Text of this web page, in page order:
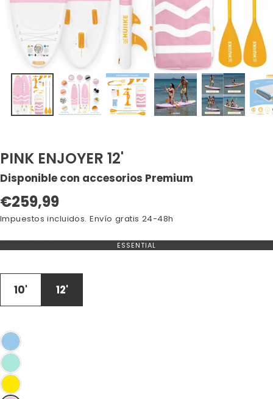
PINK ENJOYER 12'
Disponible con accesorios Premium
Precio
regular
€259,99
Impuestos incluidos. Envío gratis 24-48h
ESSENTIAL
VARIANTE
10' 12'